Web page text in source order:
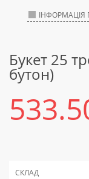
ІНФОРМАЦІЯ
Букет 25
бутон)
СКЛАД